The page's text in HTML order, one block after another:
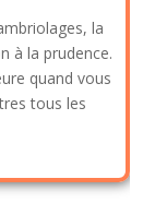
la
à la prudence.
quand vous
tous les